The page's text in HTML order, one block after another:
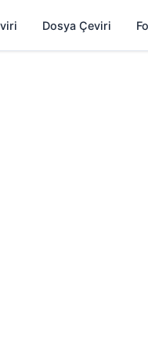
Dosya Çeviri